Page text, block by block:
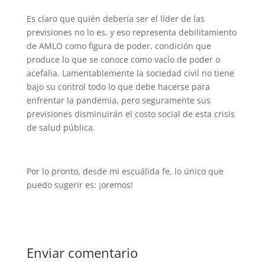
Es claro que quién debería ser el líder de las
previsiones no lo es, y eso representa debilitamiento
de AMLO como figura de poder, condición que
produce lo que se conoce como vacío de poder o
acefalia. Lamentablemente la sociedad civil no tiene
bajo su control todo lo que debe hacerse para
enfrentar la pandemia, pero seguramente sus
previsiones disminuirán el costo social de esta crisis
de salud pública.
Por lo pronto, desde mi escuálida fe, lo único que
puedo sugerir es: ¡oremos!
Enviar comentario